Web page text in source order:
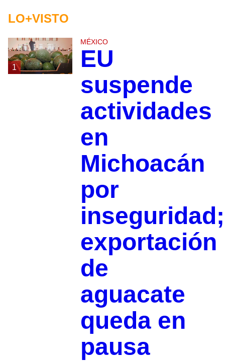
LO+VISTO
1
MÉXICO
EU
suspende
actividades
en
Michoacán
por
inseguridad;
exportación
de
aguacate
queda en
pausa